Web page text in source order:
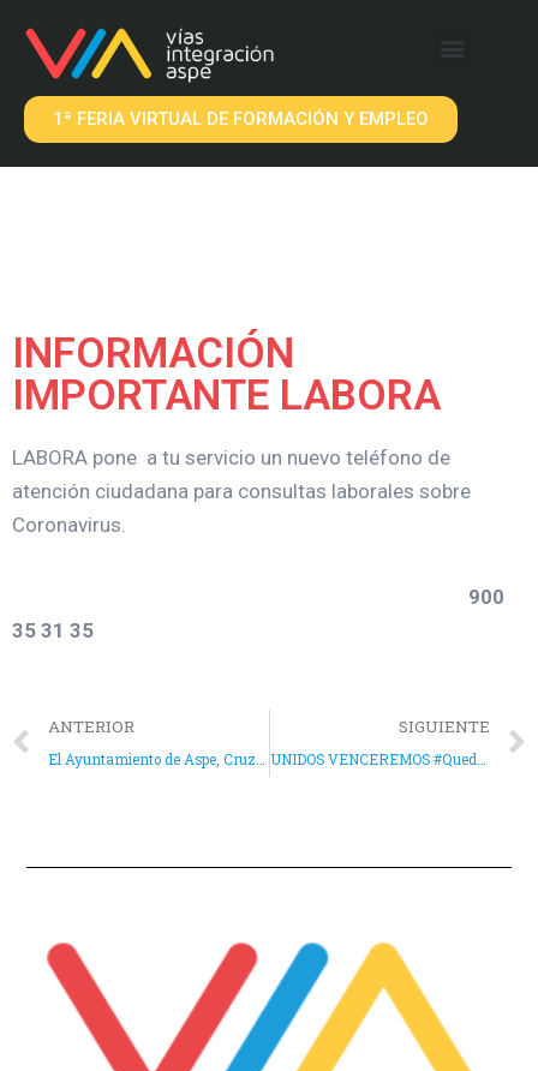
1ª FERIA VIRTUAL DE FORMACIÓN Y EMPLEO
INFORMACIÓN
IMPORTANTE LABORA
LABORA pone a tu servicio un nuevo teléfono de
atención ciudadana para consultas laborales sobre
Coronavirus.
900
35 31 35
ANTERIOR
El Ayuntamiento de Aspe, Cruz Roja y Protección Civil ponen en marcha un servicio para ayudar a realizar compras a personas impedidas
SIGUIENTE
UNIDOS VENCEREMOS #QuedateEnCasa